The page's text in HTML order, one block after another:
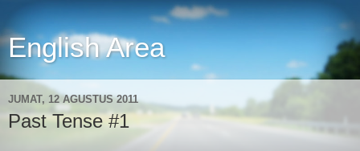
English Area
JUMAT, 12 AGUSTUS 2011
Past Tense #1